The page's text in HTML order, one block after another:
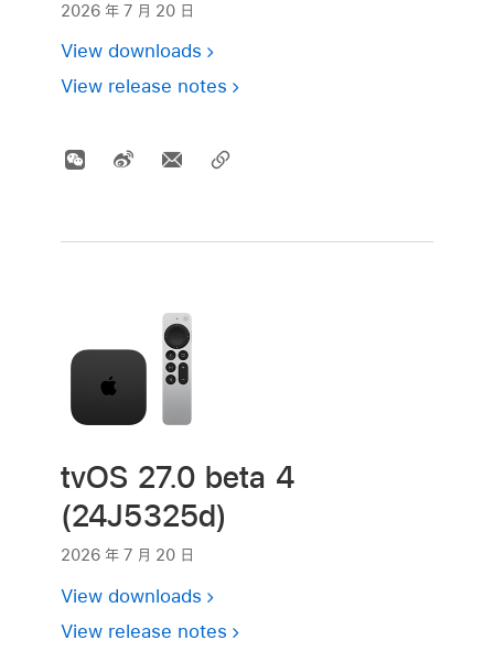
2026 年 7 月 20 日
View downloads
View release notes
tvOS 27.0 beta 4
(24J5325d)
2026 年 7 月 20 日
View downloads
View release notes